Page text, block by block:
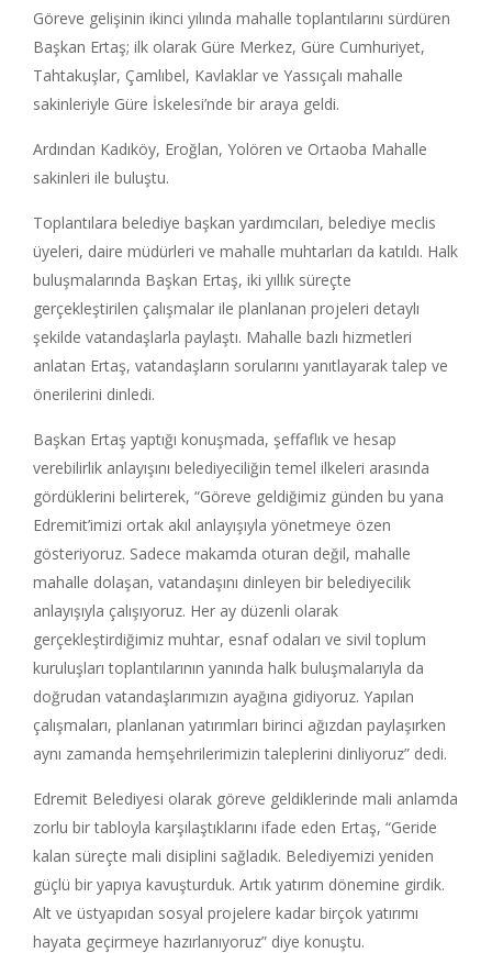
Göreve gelişinin ikinci yılında mahalle toplantılarını sürdüren
Başkan Ertaş; ilk olarak Güre Merkez, Güre Cumhuriyet,
Tahtakuşlar, Çamlıbel, Kavlaklar ve Yassıçalı mahalle
sakinleriyle Güre İskelesi’nde bir araya geldi.
Ardından Kadıköy, Eroğlan, Yolören ve Ortaoba Mahalle
sakinleri ile buluştu.
Toplantılara belediye başkan yardımcıları, belediye meclis
üyeleri, daire müdürleri ve mahalle muhtarları da katıldı. Halk
buluşmalarında Başkan Ertaş, iki yıllık süreçte
gerçekleştirilen çalışmalar ile planlanan projeleri detaylı
şekilde vatandaşlarla paylaştı. Mahalle bazlı hizmetleri
anlatan Ertaş, vatandaşların sorularını yanıtlayarak talep ve
önerilerini dinledi.
Başkan Ertaş yaptığı konuşmada, şeffaflık ve hesap
verebilirlik anlayışını belediyeciliğin temel ilkeleri arasında
gördüklerini belirterek, “Göreve geldiğimiz günden bu yana
Edremit’imizi ortak akıl anlayışıyla yönetmeye özen
gösteriyoruz. Sadece makamda oturan değil, mahalle
mahalle dolaşan, vatandaşını dinleyen bir belediyecilik
anlayışıyla çalışıyoruz. Her ay düzenli olarak
gerçekleştirdiğimiz muhtar, esnaf odaları ve sivil toplum
kuruluşları toplantılarının yanında halk buluşmalarıyla da
doğrudan vatandaşlarımızın ayağına gidiyoruz. Yapılan
çalışmaları, planlanan yatırımları birinci ağızdan paylaşırken
aynı zamanda hemşehrilerimizin taleplerini dinliyoruz” dedi.
Edremit Belediyesi olarak göreve geldiklerinde mali anlamda
zorlu bir tabloyla karşılaştıklarını ifade eden Ertaş, “Geride
kalan süreçte mali disiplini sağladık. Belediyemizi yeniden
güçlü bir yapıya kavuşturduk. Artık yatırım dönemine girdik.
Alt ve üstyapıdan sosyal projelere kadar birçok yatırımı
hayata geçirmeye hazırlanıyoruz” diye konuştu.